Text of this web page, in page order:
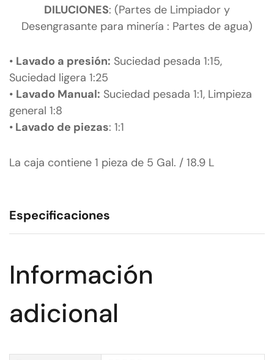
DILUCIONES: (Partes de Limpiador y
Desengrasante para minería : Partes de agua)
• Lavado a presión: Suciedad pesada 1:15,
Suciedad ligera 1:25
• Lavado Manual: Suciedad pesada 1:1, Limpieza
general 1:8
• Lavado de piezas: 1:1
La caja contiene 1 pieza de 5 Gal. / 18.9 L
Especificaciones
Información
adicional